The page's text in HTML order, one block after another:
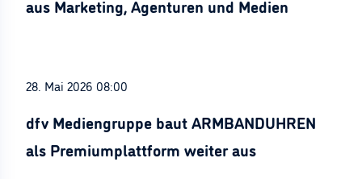
aus Marketing, Agenturen und Medien
28. Mai 2026 08:00
dfv Mediengruppe baut ARMBANDUHREN
als Premiumplattform weiter aus